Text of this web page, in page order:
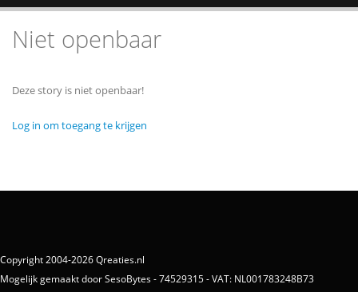
Niet openbaar
Deze story is niet openbaar!
Log in om toegang te krijgen
Copyright 2004-2026 Qreaties.nl
Mogelijk gemaakt door SesoBytes - 74529315 - VAT: NL001783248B73